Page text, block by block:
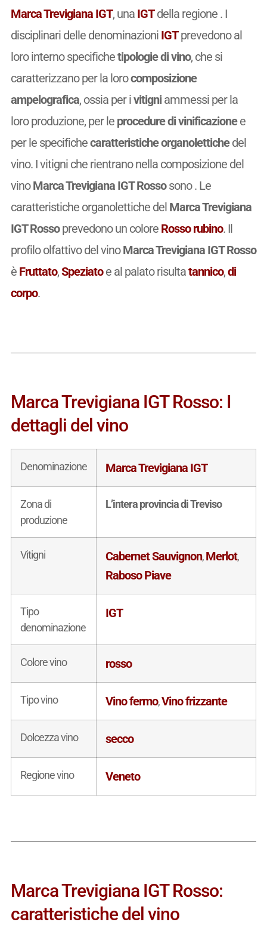
Marca Trevigiana IGT, una IGTdella regione . I
disciplinari delle denominazioni IGTprevedono al
loro interno specifichetipologie di vino, che si
caratterizzano per la lorocomposizione
ampelografica, ossia per ivitigniammessi per la
loro produzione, per le procedure di vinificazionee
per le specifichecaratteristiche organolettichedel
vino. I vitigni che rientrano nella composizione del
vinoMarca Trevigiana IGT Rossosono . Le
caratteristiche organolettiche delMarca Trevigiana
IGT Rossoprevedono un colore Rosso rubino. Il
profilo olfattivo del vinoMarca Trevigiana IGT Rosso
è Fruttato,Speziatoe al palato risultatannico,di
corpo.
Marca Trevigiana IGT Rosso: I
dettagli del vino
Denominazione Marca Trevigiana IGT
Zona di
produzione
L’intera provincia di Treviso
Vitigni Cabernet Sauvignon,Merlot,
Raboso Piave
Tipo
denominazione
IGT
Colore vino rosso
Tipo vino Vino fermo,Vino frizzante
Dolcezza vino secco
Regione vino Veneto
Marca Trevigiana IGT Rosso:
caratteristiche del vino